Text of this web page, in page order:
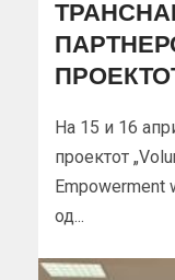
ПРОЕКТОТ
На 15 и 16
проектот
Empowerment
од...